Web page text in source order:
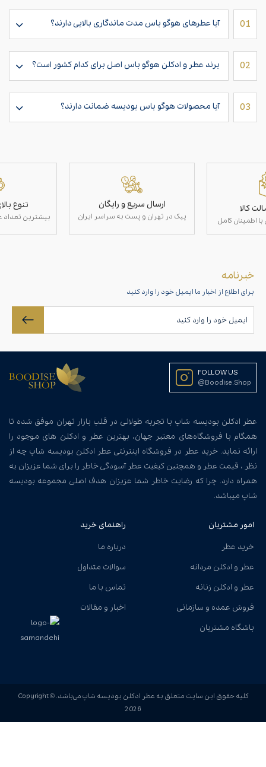
01 آیا عطرهای هوگو باس مدت ماندگاری بالایی دارند؟
02 برند عطر و ادکلن هوگو باس اصل برای کدام کشور است؟
03 آیا محصولات هوگو باس بودیسه ضمانت دارند؟
کالا
اطمینان کامل
ارسال سریع و رایگان
پیک در تهران و پست به سراسر ایران
تنوع
بیشترین تعداد
خبرنامه
برای اطلاع از اخبار ما ایمیل خود را وارد کنید
FOLLOW US
@Boodise.Shop
عطر ادکلن بودیسه شاپ با تجربه طولانی در قلب بازار تهران موفق شده تا
همگام با فروشگاه‌های معتبر جهان، بهترین عطر و ادکلن های موجود را
ارائه نماید. خرید عطر در فروشگاه اینترنتی عطر ادکلن بودیسه شاپ چه از
نظر ، قیمت عطر و همچنین کیفیت عطر آسودگی خاطر را برای شما عزیزان به
همراه دارد. چرا که رضایت خاطر شما عزیزان هدف اصلی مجموعه بودیسه
شاپ میباشد.
امور مشتریان
خرید عطر
عطر و ادکلن مردانه
عطر و ادکلن زنانه
فروش عمده و سازمانی
باشگاه مشتریان
راهنمای خرید
درباره ما
سوالات متداول
تماس با ما
اخبار و مقالات
کلیه حقوق این سایت متعلق به عطر ادکلن بودیسه شاپ می‌باشد. Copyright ©
2026